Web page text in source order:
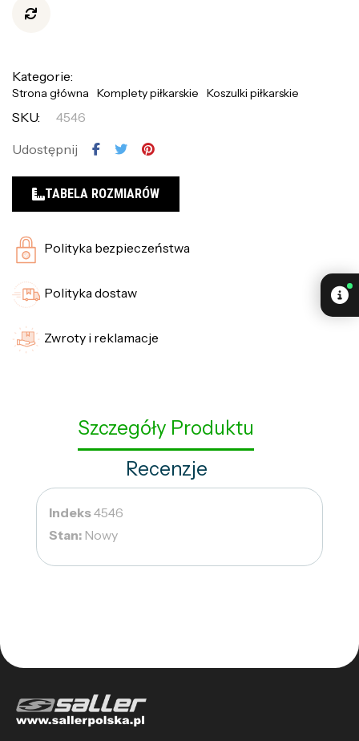
Kategorie:
Strona główna Komplety piłkarskie Koszulki piłkarskie
SKU:
4546
Udostępnij
TABELA ROZMIARÓW
Polityka bezpieczeństwa
Polityka dostaw
Zwroty i reklamacje
Szczegóły Produktu
Recenzje
Indeks4546
Stan: Nowy